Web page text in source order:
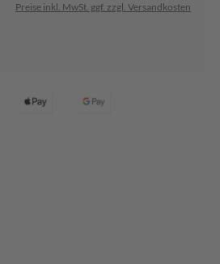
Preise inkl. MwSt. ggf. zzgl. Versandkosten